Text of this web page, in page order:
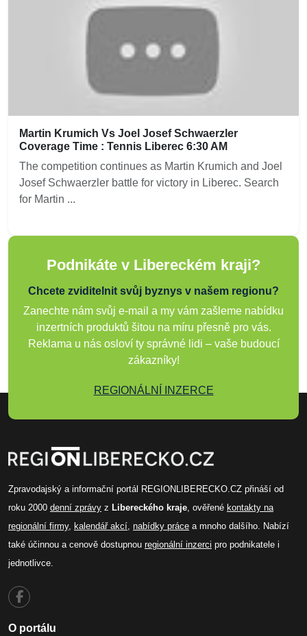
Martin Krumich Vs Joel Josef Schwaerzler
Coverage Time : Tennis Liberec 6:30 AM
The competition continues as Martin Krumich and Joel
Josef Schwaerzler battle for victory in Liberec. Search
for Martin ...
Podnikáte v Libereckém kraji?
Chcete zviditelnit svůj byznys v našem regionu?
Zanechte nám svůj e-mail a my vám zašleme nabídku
inzertních produktů šitou na míru přesně pro vás.
Reklama u nás osloví ty správné lidi – vaše budoucí
zákazníky!
REGIONÁLNÍ INZERCE
Zpravodajský a informační portál REGIONLIBERECKO.CZ přináší od
roku 2000 denní zprávy z Libereckého kraje , ověřené kontakty na
regionální firmy, kalendář akcí nabídky práce a mnoho dalšího. Nabízí
také účinnou a cenově dostupnou regionální inzerci pro podnikatele i
jednotlivce.
O portálu